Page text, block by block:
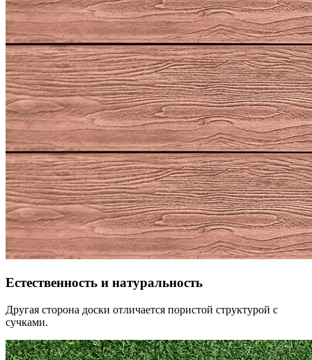
Естественность и натуральность
Другая сторона доски отличается пористой структурой с
сучками.